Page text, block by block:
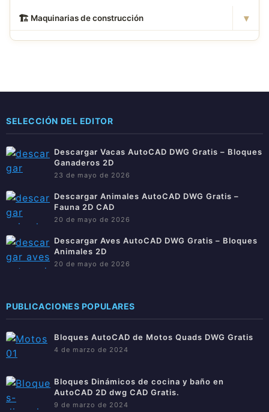
🏗 ️ Maquinarias de construcción ▾
SELECCIÓN DEL EDITOR
Descargar Vacas AutoCAD DWG Gratis – Bloques
Ganaderos 2D
23 de mayo de 2026
Descargar Animales AutoCAD DWG Gratis –
Fauna 2D CAD
20 de mayo de 2026
Descargar Aves AutoCAD DWG Gratis – Bloques
Animales 2D
20 de mayo de 2026
PUBLICACIONES POPULARES
Bloques AutoCAD de Motos Quads DWG Gratis
4 de marzo de 2024
Bloques Dinámicos de cocina y baño en
AutoCAD 2D dwg CAD Gratis.
9 de marzo de 2024